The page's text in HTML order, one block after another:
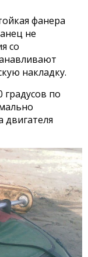
фанера
не
со
накладку.
градусов по
двигателя